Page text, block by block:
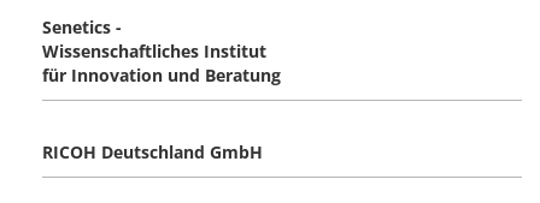
Senetics -
Wissenschaftliches Institut
für Innovation und Beratung
RICOH Deutschland GmbH